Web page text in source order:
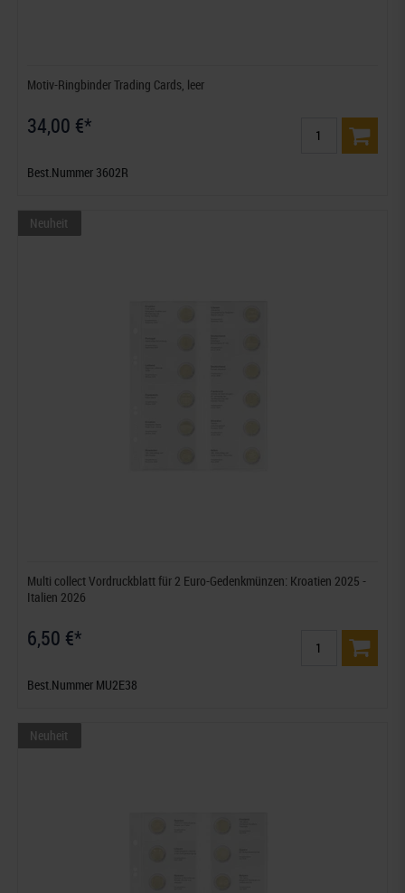
Motiv-Ringbinder Trading Cards, leer
34,00 €*
Best.Nummer 3602R
Neuheit
Multi collect Vordruckblatt für 2 Euro-Gedenkmünzen: Kroatien 2025 -
Italien 2026
6,50 €*
Best.Nummer MU2E38
Neuheit